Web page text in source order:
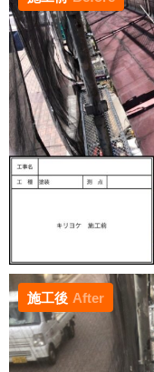
施工後 After